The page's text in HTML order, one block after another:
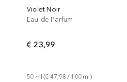
Violet Noir
Eau de Parfum
€ 23,99
50 ml (€ 47,98 / 100 ml )